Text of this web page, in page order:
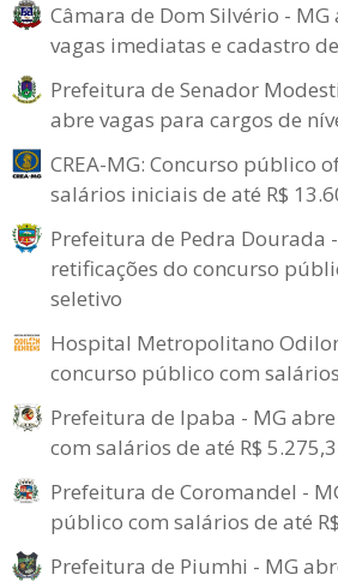
Câmara de Dom Silvério -
vagas imediatas e cadastro
Prefeitura de Senador
abre vagas para cargos de
CREA-MG: Concurso público
salários iniciais de até R$
Prefeitura de Pedra Dourada
retificações do concurso
seletivo
Hospital Metropolitano
concurso público com
Prefeitura de Ipaba - MG
com salários de até R$
Prefeitura de Coromandel -
público com salários de até
Prefeitura de Piumhi - MG